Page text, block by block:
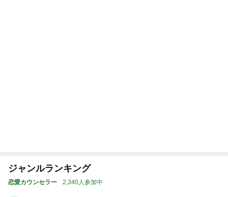
ジャンルランキング
恋愛カウンセラー 2,340人参加中